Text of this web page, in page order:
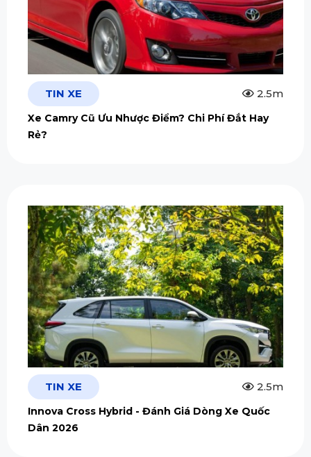
TIN XE 2.5m
Xe Camry Cũ Ưu Nhược Điểm? Chi Phí Đắt Hay
Rẻ?
TIN XE 2.5m
Innova Cross Hybrid - Đánh Giá Dòng Xe Quốc
Dân 2026